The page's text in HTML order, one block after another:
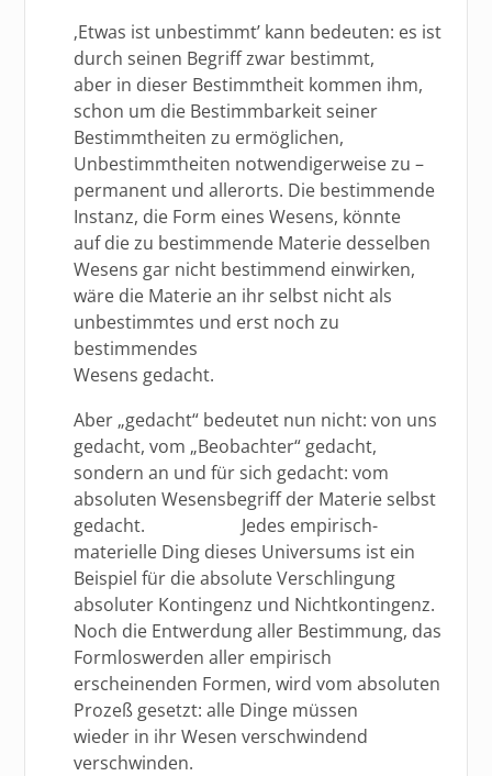
‚Etwas ist unbestimmt’ kann bedeuten: es ist
durch seinen Begriff zwar bestimmt,
aber in dieser Bestimmtheit kommen ihm,
schon um die Bestimmbarkeit seiner
Bestimmtheiten zu ermöglichen,
Unbestimmtheiten notwendigerweise zu –
permanent und allerorts. Die bestimmende
Instanz, die Form eines Wesens, könnte
auf die zu bestimmende Materie desselben
Wesens gar nicht bestimmend einwirken,
wäre die Materie an ihr selbst nicht als
unbestimmtes und erst noch zu
bestimmendes
Wesens gedacht.
Aber „gedacht“ bedeutet nun nicht: von uns
gedacht, vom „Beobachter“ gedacht,
sondern an und für sich gedacht: vom
absoluten Wesensbegriff der Materie selbst
gedacht. Jedes empirisch-
materielle Ding dieses Universums ist ein
Beispiel für die absolute Verschlingung
absoluter Kontingenz und Nichtkontingenz.
Noch die Entwerdung aller Bestimmung, das
Formloswerden aller empirisch
erscheinenden Formen, wird vom absoluten
Prozeß gesetzt: alle Dinge müssen
wieder in ihr Wesen verschwindend
verschwinden.